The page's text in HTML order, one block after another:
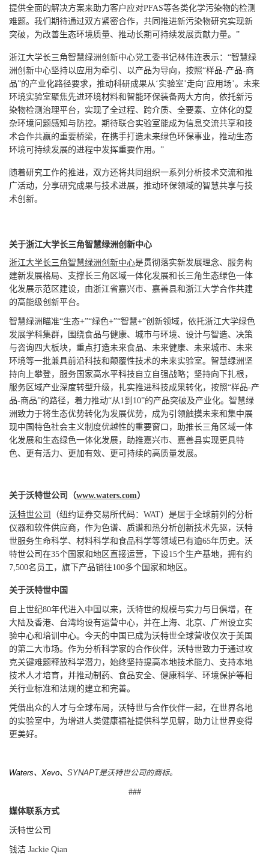
提供全面的解决方案来助力客户应对PFAS等各类化学污染物的检测
难题。我们期待通过双方紧密合作，共同推进新污染物研究实现新
突破，为改善生态环境质量、推动长期可持续发展贡献力量。”
浙江大学长三角智慧绿洲创新中心党工委书记林伟连表示：“智慧绿
洲创新中心坚持以应用为牵引、以产品为导向，按照“样品-产品-商
品”的产业化路径要求，推动科研成果从‘实验室’走向‘应用场’。未来
环境实验室聚焦先进环境材料和智能环保装备两大方向，依托新污
染物检测治理平台，实现了全过程、跨介质、全要素、立体化的复
杂环境问题感知与防控。期待联合实验室能成为信息交流共享和技
术合作共赢的重要桥梁，在携手打造未来绿色环保事业，推动生态
环境可持续发展的进程中发挥重要作用。”
随着研究工作的推进，双方还将共同组织一系列分析技术交流和推
广活动，分享研究成果与技术进展，推动环保领域的智慧共享与技
术创新。
关于浙江大学长三角智慧绿洲创新中心
浙江大学长三角智慧绿洲创新中心是贯彻落实新发展理念、服务构
建新发展格局、支撑长三角区域一体化发展和长三角生态绿色一体
化发展示范区建设，由浙江省嘉兴市、嘉善县和浙江大学合作共建
的高能级创新平台。
智慧绿洲瞄准“生态+”“绿色+”“智慧+”创新领域，依托浙江大学绿色
发展学科集群，围绕食品与健康、城市与环境、设计与智造、决策
与咨询四大板块，重点打造未来食品、未来健康、未来城市、未来
环境等一批兼具前沿科技和颠覆性技术的未来实验室。智慧绿洲坚
持向上攀登，服务国家高水平科技自立自强战略；坚持向下扎根，
服务区域产业深度转型升级，扎实推进科技成果转化，按照“样品-产
品-商品”的路径，着力推动“从1到10”的产品突破及产业化。智慧绿
洲致力于将生态优势转化为发展优势，成为引领触摸未来和集中展
现中国特色社会主义制度优越性的重要窗口，助推长三角区域一体
化发展和生态绿色一体化发展，助推嘉兴市、嘉善县实现更具特
色、更有活力、更加有效、更可持续的高质量发展。
关于沃特世公司（www.waters.com）
沃特世公司
（纽约证券交易所代码：WAT）是居于全球前列的分析
仪器和软件供应商，作为色谱、质谱和热分析创新技术先驱，沃特
世服务生命科学、材料科学和食品科学等领域已有逾65年历史。沃
特世公司在35个国家和地区直接运营，下设15个生产基地，拥有约
7,500名员工，旗下产品销往100多个国家和地区。
关于沃特世中国
自上世纪80年代进入中国以来，沃特世的规模与实力与日俱增，在
大陆及香港、台湾均设有运营中心，并在上海、北京、广州设立实
验中心和培训中心。今天的中国已成为沃特世全球营收仅次于美国
的第二大市场。作为分析科学家的合作伙伴，沃特世致力于通过攻
克关键难题释放科学潜力，始终坚持提高本地技术能力、支持本地
技术人才培育，并推动制药、食品安全、健康科学、环境保护等相
关行业标准和法规的建立和完善。
凭借出众的人才与全球布局，沃特世与合作伙伴一起，在世界各地
的实验室中，为增进人类健康福祉提供科学见解，助力让世界变得
更美好。
Waters、 Xevo、 SYNAPT是沃特世公司的商标。
###
媒体联系方式
沃特世公司
钱洁 Jackie Qian